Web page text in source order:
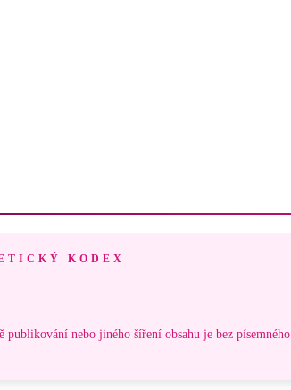
KODEX
nebo jiného šíření obsahu je bez písemného